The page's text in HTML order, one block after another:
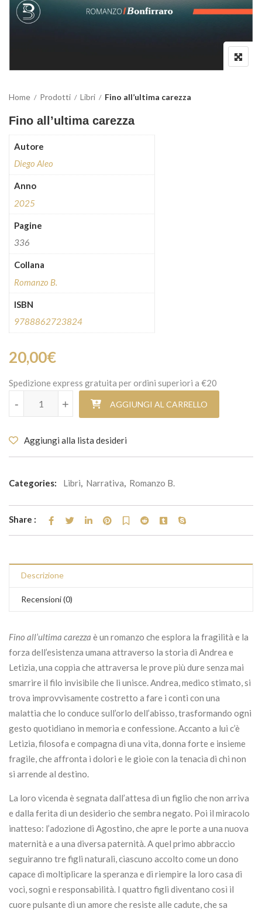
Home Prodotti Libri Fino all’ultima carezza
Fino all’ultima carezza
Autore
Diego Aleo
Anno
2025
Pagine
336
Collana
Romanzo B.
ISBN
9788862723824
20,00€
Spedizione express gratuita per ordini superiori a €20
Fino all'ultima carezza quantità
+
- AGGIUNGI AL CARRELLO
Aggiungi alla lista desideri
Categories: Libri, Narrativa, Romanzo B.
Share :
Descrizione
Recensioni (0)
Fino all’ultima carezza è un romanzo che esplora la fragilità e la
forza dell’esistenza umana attraverso la storia di Andrea e
Letizia, una coppia che attraversa le prove più dure senza mai
smarrire il filo invisibile che li unisce. Andrea, medico stimato, si
trova improvvisamente costretto a fare i conti con una
malattia che lo conduce sull’orlo dell’abisso, trasformando ogni
gesto quotidiano in memoria e confessione. Accanto a lui c’è
Letizia, filosofa e compagna di una vita, donna forte e insieme
fragile, che affronta i dolori e le gioie con la tenacia di chi non
si arrende al destino.
La loro vicenda è segnata dall’attesa di un figlio che non arriva
e dalla ferita di un desiderio che sembra negato. Poi il miracolo
inatteso: l’adozione di Agostino, che apre le porte a una nuova
maternità e a una diversa paternità. A quel primo abbraccio
seguiranno tre figli naturali, ciascuno accolto come un dono
capace di moltiplicare la speranza e di riempire la loro casa di
voci, sogni e responsabilità. I quattro figli diventano così il
cuore pulsante di un amore che resiste alle cadute, che sa